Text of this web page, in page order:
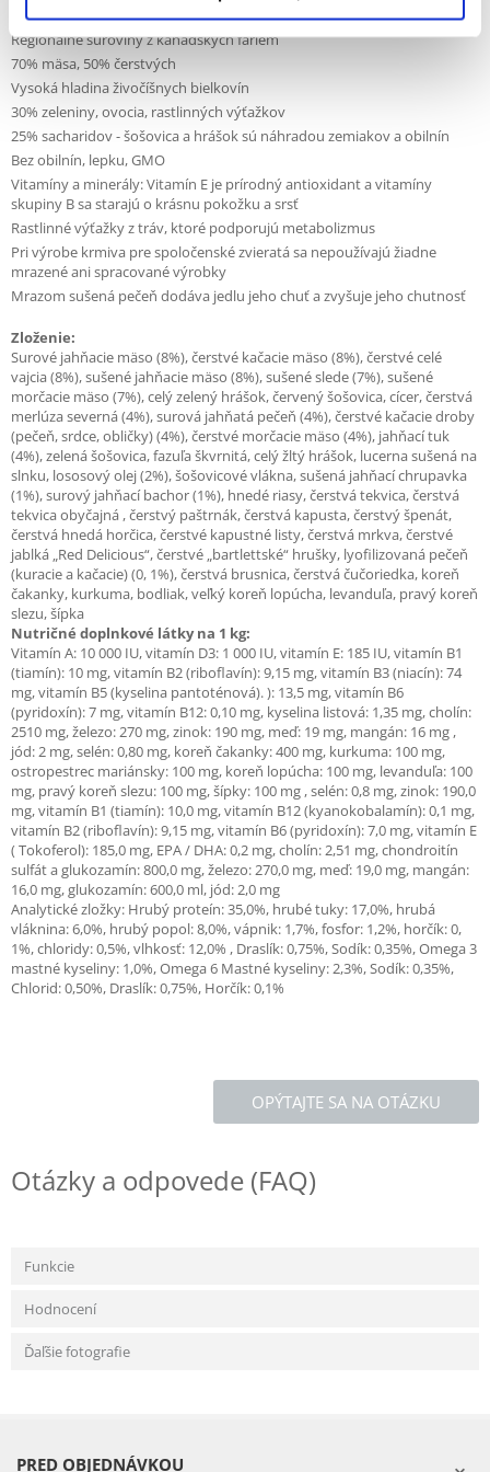
Napodobňuje prirodzený spôsob kŕmenia psov
Regionálne suroviny z kanadských fariem
70% mäsa, 50% čerstvých
Vysoká hladina živočíšnych bielkovín
30% zeleniny, ovocia, rastlinných výťažkov
25% sacharidov - šošovica a hrášok sú náhradou zemiakov a obilnín
Bez obilnín, lepku, GMO
Vitamíny a minerály: Vitamín E je prírodný antioxidant a vitamíny
skupiny B sa starajú o krásnu pokožku a srsť
Rastlinné výťažky z tráv, ktoré podporujú metabolizmus
Pri výrobe krmiva pre spoločenské zvieratá sa nepoužívajú žiadne
mrazené ani spracované výrobky
Mrazom sušená pečeň dodáva jedlu jeho chuť a zvyšuje jeho chutnosť
Zloženie:
Surové jahňacie mäso (8%), čerstvé kačacie mäso (8%), čerstvé celé
vajcia (8%), sušené jahňacie mäso (8%), sušené slede (7%), sušené
morčacie mäso (7%), celý zelený hrášok, červený šošovica, cícer, čerstvá
merlúza severná (4%), surová jahňatá pečeň (4%), čerstvé kačacie droby
(pečeň, srdce, obličky) (4%), čerstvé morčacie mäso (4%), jahňací tuk
(4%), zelená šošovica, fazuľa škvrnitá, celý žltý hrášok, lucerna sušená na
slnku, lososový olej (2%), šošovicové vlákna, sušená jahňací chrupavka
(1%), surový jahňací bachor (1%), hnedé riasy, čerstvá tekvica, čerstvá
tekvica obyčajná , čerstvý paštrnák, čerstvá kapusta, čerstvý špenát,
čerstvá hnedá horčica, čerstvé kapustné listy, čerstvá mrkva, čerstvé
jablká „Red Delicious“, čerstvé „bartlettské“ hrušky, lyofilizovaná pečeň
(kuracie a kačacie) (0, 1%), čerstvá brusnica, čerstvá čučoriedka, koreň
čakanky, kurkuma, bodliak, veľký koreň lopúcha, levanduľa, pravý koreň
slezu, šípka
Nutričné doplnkové látky na 1 kg:
Vitamín A: 10 000 IU, vitamín D3: 1 000 IU, vitamín E: 185 IU, vitamín B1
(tiamín): 10 mg, vitamín B2 (riboflavín): 9,15 mg, vitamín B3 (niacín): 74
mg, vitamín B5 (kyselina pantoténová). ): 13,5 mg, vitamín B6
(pyridoxín): 7 mg, vitamín B12: 0,10 mg, kyselina listová: 1,35 mg, cholín:
2510 mg, železo: 270 mg, zinok: 190 mg, meď: 19 mg, mangán: 16 mg ,
jód: 2 mg, selén: 0,80 mg, koreň čakanky: 400 mg, kurkuma: 100 mg,
ostropestrec mariánsky: 100 mg, koreň lopúcha: 100 mg, levanduľa: 100
mg, pravý koreň slezu: 100 mg, šípky: 100 mg , selén: 0,8 mg, zinok: 190,0
mg, vitamín B1 (tiamín): 10,0 mg, vitamín B12 (kyanokobalamín): 0,1 mg,
vitamín B2 (riboflavín): 9,15 mg, vitamín B6 (pyridoxín): 7,0 mg, vitamín E
( Tokoferol): 185,0 mg, EPA / DHA: 0,2 mg, cholín: 2,51 mg, chondroitín
sulfát a glukozamín: 800,0 mg, železo: 270,0 mg, meď: 19,0 mg, mangán:
16,0 mg, glukozamín: 600,0 ml, jód: 2,0 mg
Analytické zložky: Hrubý proteín: 35,0%, hrubé tuky: 17,0%, hrubá
vláknina: 6,0%, hrubý popol: 8,0%, vápnik: 1,7%, fosfor: 1,2%, horčík: 0,
1%, chloridy: 0,5%, vlhkosť: 12,0% , Draslík: 0,75%, Sodík: 0,35%, Omega 3
mastné kyseliny: 1,0%, Omega 6 Mastné kyseliny: 2,3%, Sodík: 0,35%,
Chlorid: 0,50%, Draslík: 0,75%, Horčík: 0,1%
OPÝTAJTE SA NA OTÁZKU
Otázky a odpovede (FAQ)
Funkcie
Hodnocení
Ďaľšie fotografie
PRED OBJEDNÁVKOU